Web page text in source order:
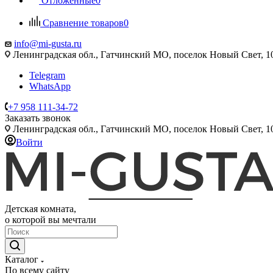
Сравнение товаров0
info@mi-gusta.ru
Ленинградская обл., Гатчинский МО, поселок Новый Свет,
Telegram
WhatsApp
+7 958 111-34-72
Заказать звонок
Ленинградская обл., Гатчинский МО, поселок Новый Свет,
Войти
Детская комната,
о которой вы мечтали
Каталог
По всему сайту